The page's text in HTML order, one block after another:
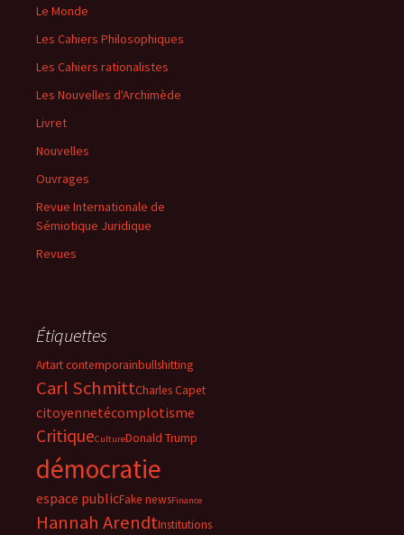
Le Monde
Les Cahiers Philosophiques
Les Cahiers rationalistes
Les Nouvelles d'Archimède
Livret
Nouvelles
Ouvrages
Revue Internationale de
Sémiotique Juridique
Revues
Étiquettes
Artart contemporainbullshitting
Carl SchmittCharles Capet
citoyennetécomplotisme
CritiqueCultureDonald Trump
démocratie
espace publicFake newsFinance
Hannah ArendtInstitutions